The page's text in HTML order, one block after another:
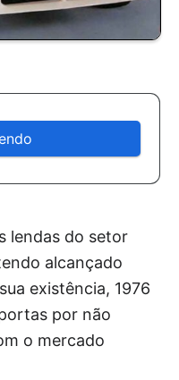
lendas do setor
alcançado
existência, 1976
por não
o mercado